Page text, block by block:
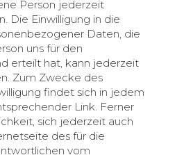
Person jederzeit
Die Einwilligung in die
Daten, die
uns für den
erteilt hat, kann jederzeit
Zum Zwecke des
findet sich in jedem
Link. Ferner
sich jederzeit auch
des für die
vom